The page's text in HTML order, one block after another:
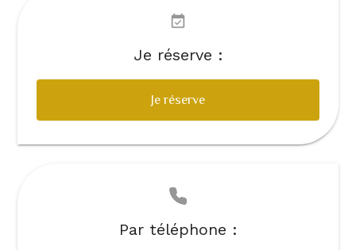
Je réserve :
Je réserve
Par téléphone :